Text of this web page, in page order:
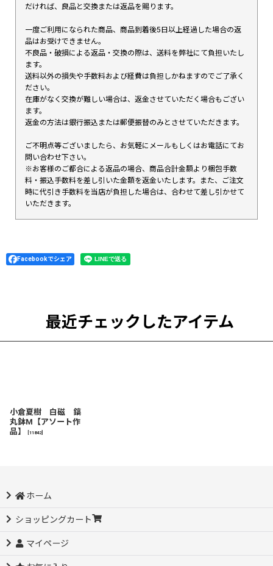
だければ、良品と交換または返品を賜ります。
一度ご利用になられた商品、商品到着後5日以上経過した場合の返
品はお受けできません。
不良品・破損による返品・交換の際は、送料を弊社にて負担いたし
ます。
送料以外の損失や手数料および経費は負担しかねますのでご了承く
ださい。
在庫がなく交換が難しい場合は、返金させていただく場合もござい
ます。
返金の方法は銀行振込または郵便振替のみとさせていただきます。
ご不明点等ございましたら、お気軽にメールもしくはお電話にてお
問い合わせ下さい。
※お客様のご都合による返品の場合、商品合計金額より梱包手数
料・振込手数料を差し引いた金額を返金いたします。また、ご注文
時に代引き手数料を当店が負担した場合は、合わせて差し引かせて
いただきます。
Facebookでシェア
最近チェックしたアイテム
小倉夏樹 白磁 鎬
丸鉢M【アソート作
品】
11842]
ホーム
ショッピングカート
マイページ